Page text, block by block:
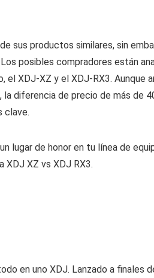
sus productos similares, sin
posibles compradores están
XDJ-XZ y el XDJ-RX3. Aunque
diferencia de precio de más de
clave.
lugar de honor en tu línea de
XDJ XZ vs XDJ RX3.
en uno XDJ. Lanzado a finales